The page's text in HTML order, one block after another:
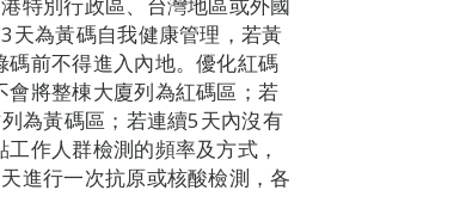
天為黃碼自我健康管理，若黃
前不得進入內地。優化紅碼
將整棟大廈列為紅碼區；若
為黃碼區；若連續5天內沒有
作人群檢測的頻率及方式，
進行一次抗原或核酸檢測，各